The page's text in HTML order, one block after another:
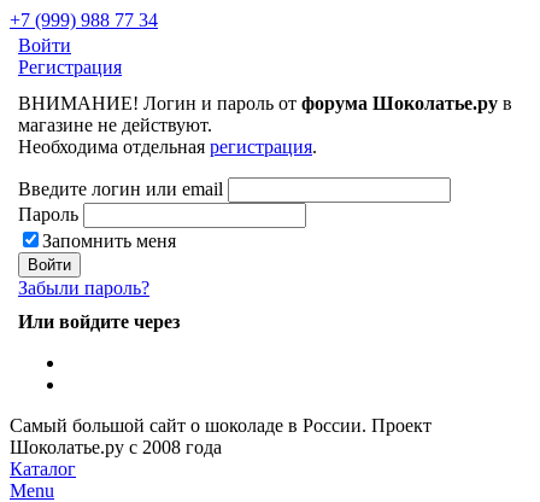
+7 (999) 988 77 34
Войти
Регистрация
ВНИМАНИЕ! Логин и пароль от форума Шоколатье.ру в
магазине не действуют.
Необходима отдельная регистрация.
Введите логин или email
Пароль
Запомнить меня
Забыли пароль?
Или войдите через
Самый большой сайт о шоколаде в России. Проект
Шоколатье.ру с 2008 года
Каталог
Menu